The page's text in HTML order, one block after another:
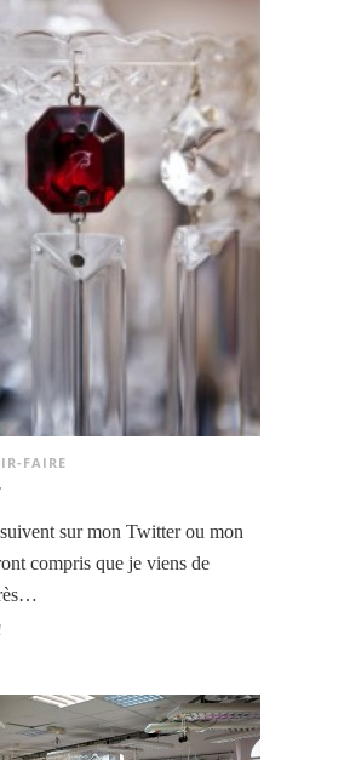
FAIRE
sur mon Twitter ou mon
compris que je viens de